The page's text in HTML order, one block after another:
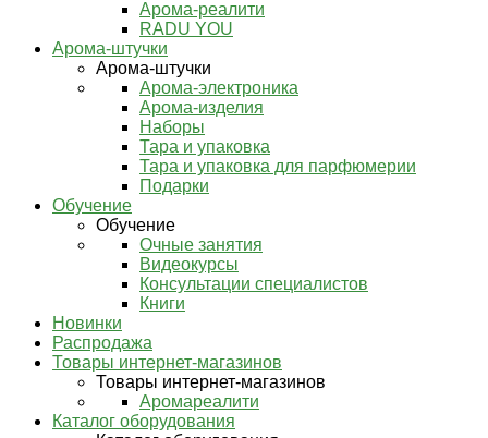
Арома-реалити
RADU YOU
Арома-штучки
Арома-штучки
Арома-электроника
Арома-изделия
Наборы
Тара и упаковка
Тара и упаковка для парфюмерии
Подарки
Обучение
Обучение
Очные занятия
Видеокурсы
Консультации специалистов
Книги
Новинки
Распродажа
Товары интернет-магазинов
Товары интернет-магазинов
Аромареалити
Каталог оборудования